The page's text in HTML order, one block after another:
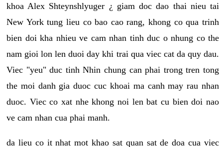
khoa Alex Shteynshlyuger ¿ giam doc dao thai nieu tai
New York tung lieu co bao cao rang, khong co qua trinh
bien doi kha nhieu ve cam nhan tinh duc o nhung co the
nam gioi lon len duoi day khi trai qua viec cat da quy dau.
Viec "yeu" duc tinh Nhin chung can phai trong tren tong
the moi danh gia duoc cuc khoai ma canh may rau nhan
duoc. Viec co xat nhe khong noi len bat cu bien doi nao
ve cam nhan cua phai manh.
da lieu co it nhat mot khao sat quan sat de doa cua viec